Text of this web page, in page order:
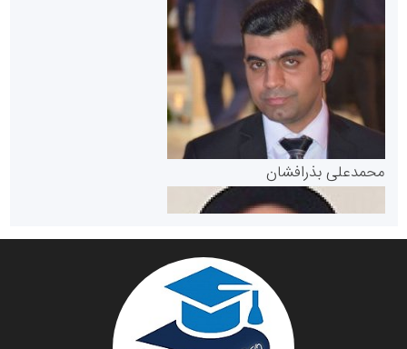
پایگاه خبری گفتمان یزد
سازمان بورس و اوراق بهادار
مرجع اخبار موثق در بازارسرمایه
سازمان صنعت،معدن و تجارت
محمدعلی بذرافشان